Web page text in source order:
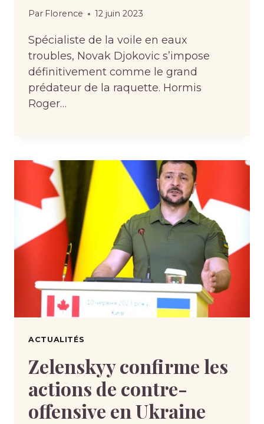
Par Florence 12 juin 2023
Spécialiste de la voile en eaux
troubles, Novak Djokovic s’impose
définitivement comme le grand
prédateur de la raquette. Hormis
Roger…
ACTUALITÉS
Zelenskyy confirme les
actions de contre-
offensive en Ukraine